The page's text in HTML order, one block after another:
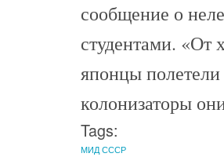
сообщение о
студентами.
японцы
колонизаторы
Tags:
МИД СССР